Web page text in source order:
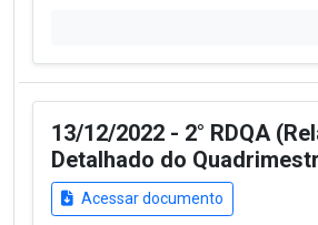
13/12/2022 - 2° RDQA
Detalhado do
Acessar documento